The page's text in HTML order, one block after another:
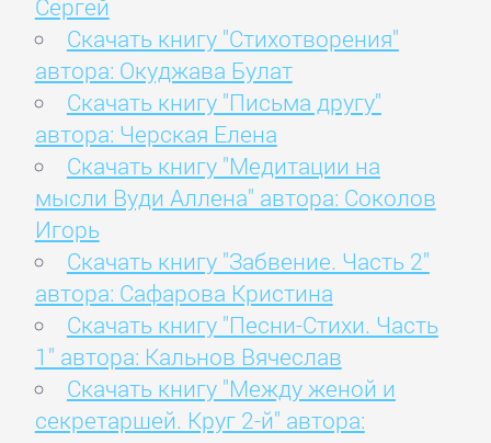
Сергей
Скачать книгу "Стихотворения"
автора: Окуджава Булат
Скачать книгу "Письма другу"
автора: Черская Елена
Скачать книгу "Медитации на
мысли Вуди Аллена" автора: Соколов
Игорь
Скачать книгу "Забвение. Часть 2"
автора: Сафарова Кристина
Скачать книгу "Песни-Стихи. Часть
1" автора: Кальнов Вячеслав
Скачать книгу "Между женой и
секретаршей. Круг 2-й" автора: